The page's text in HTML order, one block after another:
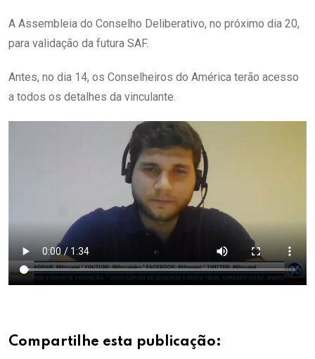
A Assembleia do Conselho Deliberativo, no próximo dia 20,
para validação da futura SAF.
Antes, no dia 14, os Conselheiros do América terão acesso
a todos os detalhes da vinculante.
Compartilhe esta publicação: